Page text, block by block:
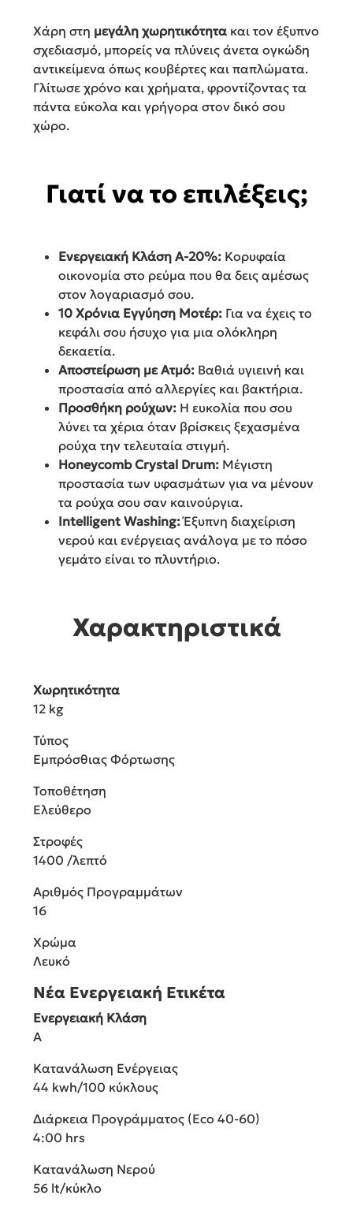
Χάρη στη μεγάλη χωρητικότητα και τον έξυπνο
σχεδιασμό, μπορείς να πλύνεις άνετα ογκώδη
αντικείμενα όπως κουβέρτες και παπλώματα.
Γλίτωσε χρόνο και χρήματα, φροντίζοντας τα
πάντα εύκολα και γρήγορα στον δικό σου
χώρο.
Γιατί να το επιλέξεις;
Ενεργειακή Κλάση Α-20%: Κορυφαία
οικονομία στο ρεύμα που θα δεις αμέσως
στον λογαριασμό σου.
10 Χρόνια Εγγύηση Μοτέρ: Για να έχεις το
κεφάλι σου ήσυχο για μια ολόκληρη
δεκαετία.
Αποστείρωση με Ατμό: Βαθιά υγιεινή και
προστασία από αλλεργίες και βακτήρια.
Προσθήκη ρούχων: Η ευκολία που σου
λύνει τα χέρια όταν βρίσκεις ξεχασμένα
ρούχα την τελευταία στιγμή.
Honeycomb Crystal Drum: Μέγιστη
προστασία των υφασμάτων για να μένουν
τα ρούχα σου σαν καινούργια.
Intelligent Washing:Έξυπνη διαχείριση
νερού και ενέργειας ανάλογα με το πόσο
γεμάτο είναι το πλυντήριο.
Χαρακτηριστικά
Χωρητικότητα
12 kg
Τύπος
Εμπρόσθιας Φόρτωσης
Τοποθέτηση
Ελεύθερο
Στροφές
1400 /λεπτό
Αριθμός Προγραμμάτων
16
Χρώμα
Λευκό
Νέα Ενεργειακή Ετικέτα
Ενεργειακή Κλάση
A
Κατανάλωση Ενέργειας
44 kwh/100 κύκλους
Διάρκεια Προγράμματος (Eco 40-60)
4:00 hrs
Κατανάλωση Νερού
56 lt/κύκλο